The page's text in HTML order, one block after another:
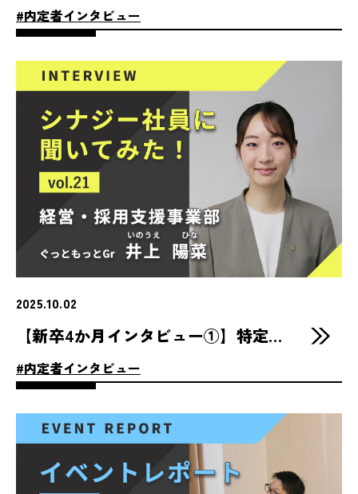
#内定者インタビュー
2025.10.02
【新卒4か月インタビュー①】特定技能の人材紹介に挑戦中！井上さんの成長ストーリー
#内定者インタビュー